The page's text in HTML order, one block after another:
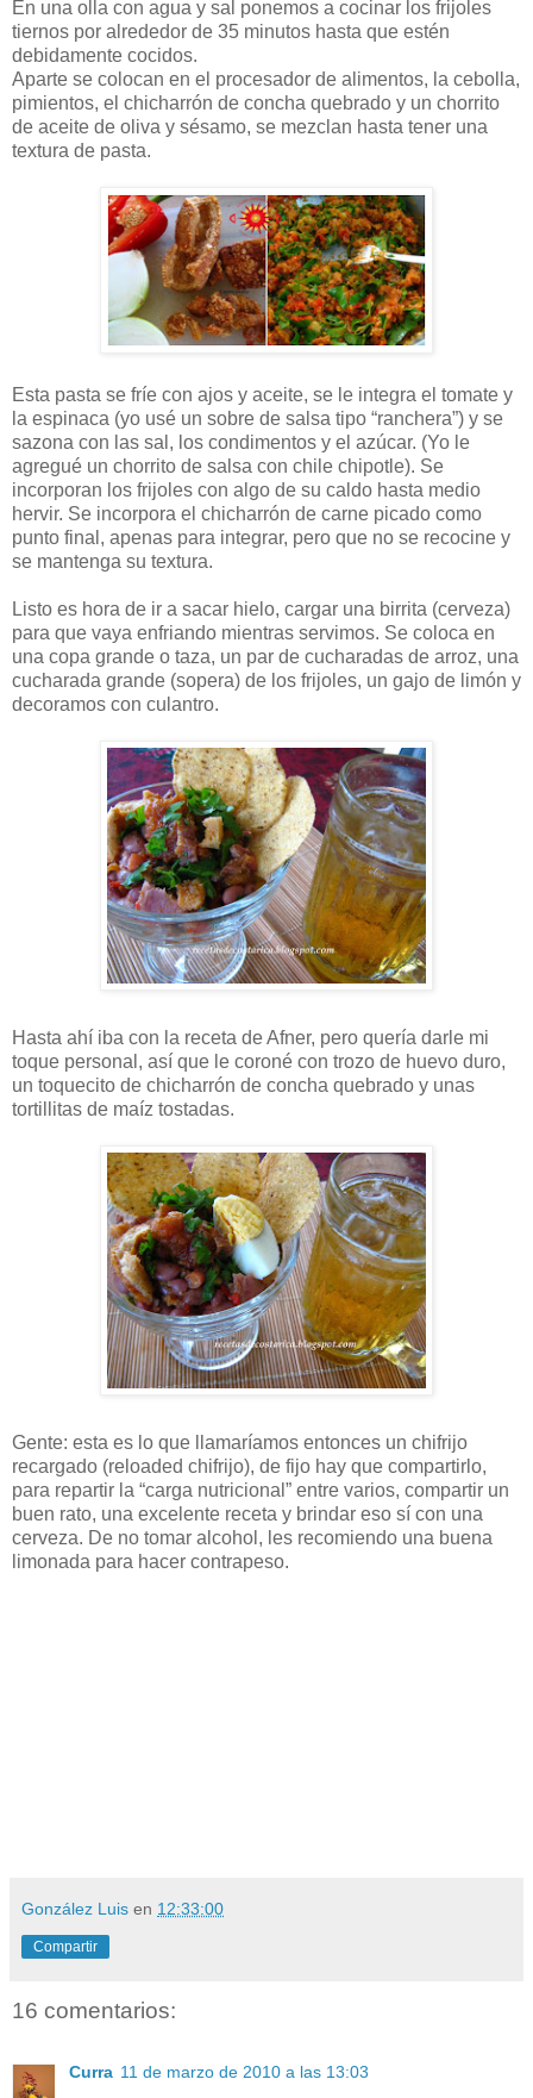
En una olla con agua y sal ponemos a cocinar los frijoles
tiernos por alrededor de 35 minutos hasta que estén
debidamente cocidos.
Aparte se colocan en el procesador de alimentos, la cebolla,
pimientos, el chicharrón de concha quebrado y un chorrito
de aceite de oliva y sésamo, se mezclan hasta tener una
textura de pasta.
Esta pasta se fríe con ajos y aceite, se le integra el tomate y
la espinaca (yo usé un sobre de salsa tipo “ranchera”) y se
sazona con las sal, los condimentos y el azúcar. (Yo le
agregué un chorrito de salsa con chile chipotle). Se
incorporan los frijoles con algo de su caldo hasta medio
hervir. Se incorpora el chicharrón de carne picado como
punto final, apenas para integrar, pero que no se recocine y
se mantenga su textura.
Listo es hora de ir a sacar hielo, cargar una birrita (cerveza)
para que vaya enfriando mientras servimos. Se coloca en
una copa grande o taza, un par de cucharadas de arroz, una
cucharada grande (sopera) de los frijoles, un gajo de limón y
decoramos con culantro.
Hasta ahí iba con la receta de Afner, pero quería darle mi
toque personal, así que le coroné con trozo de huevo duro,
un toquecito de chicharrón de concha quebrado y unas
tortillitas de maíz tostadas.
Gente: esta es lo que llamaríamos entonces un chifrijo
recargado (reloaded chifrijo), de fijo hay que compartirlo,
para repartir la “carga nutricional” entre varios, compartir un
buen rato, una excelente receta y brindar eso sí con una
cerveza. De no tomar alcohol, les recomiendo una buena
limonada para hacer contrapeso.
González Luis en 12:33:00
Compartir
16 comentarios:
Curra 11 de marzo de 2010 a las 13:03